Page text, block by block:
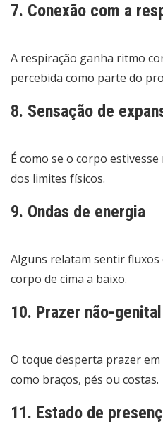
7. Conexão com a
A respiração ganha ritmo
percebida como parte do
8. Sensação de
É como se o corpo
dos limites físicos.
9. Ondas de energia
Alguns relatam sentir
corpo de cima a baixo.
10. Prazer não-genital
O toque desperta prazer
como braços, pés ou costas.
11. Estado de